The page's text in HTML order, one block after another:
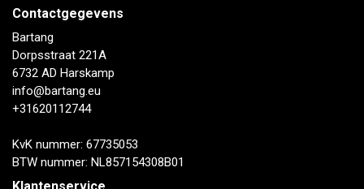
Contactgegevens
Bartang
Dorpsstraat 221A
6732 AD Harskamp
info@bartang.eu
+31620112744
KvK nummer: 67735053
BTW nummer: NL857154308B01